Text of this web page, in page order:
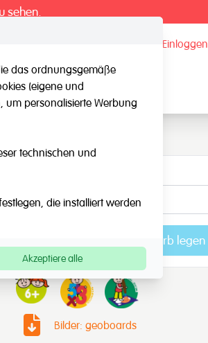
sehen.
registrieren / Einloggen
Kontakt
In den Warenkorb legen
Bilder: geoboards
das ordnungsgemäße
(eigene und
um personalisierte Werbung
technischen und
die installiert werden
Akzeptiere alle